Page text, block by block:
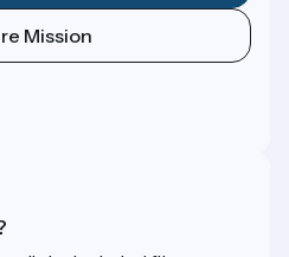
Mission